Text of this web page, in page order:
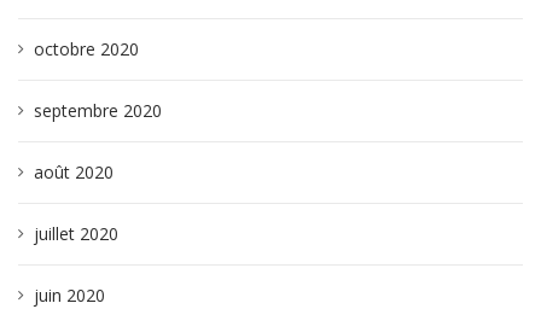
octobre 2020
septembre 2020
août 2020
juillet 2020
juin 2020